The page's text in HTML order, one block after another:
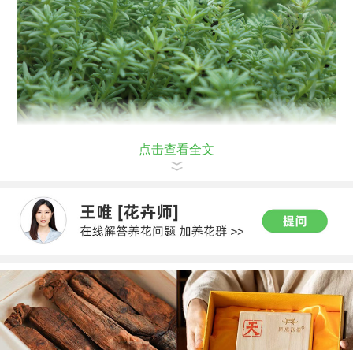
点击查看全文